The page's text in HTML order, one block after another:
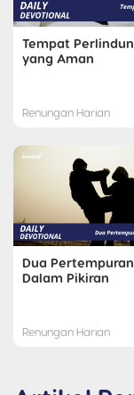
Tempat
yang Aman
Renungan Harian
Dua
Dalam Pikiran
Renungan Harian